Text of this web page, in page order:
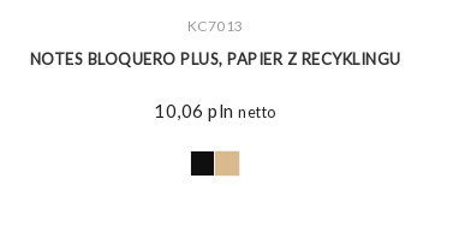
ZOBACZ WIĘCEJ
KC7013
NOTES BLOQUERO PLUS, PAPIER Z RECYKLINGU
10,06pln netto